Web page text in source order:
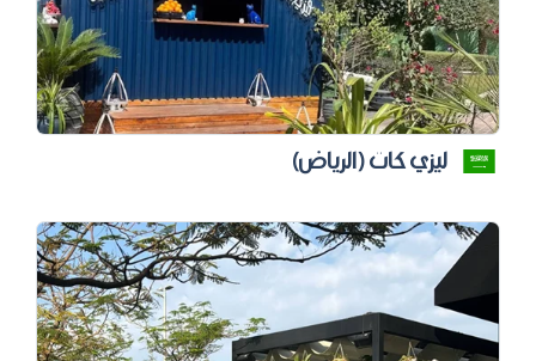
ليزي كات (الرياض)